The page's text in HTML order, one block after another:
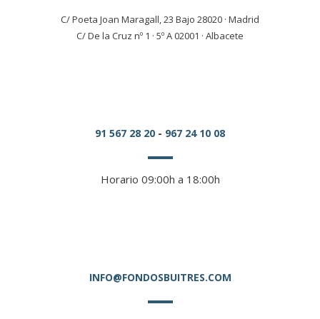
C/ Poeta Joan Maragall, 23 Bajo 28020 · Madrid
C/ De la Cruz nº 1 · 5º A 02001 · Albacete
91 567 28 20 - 967 24 10 08
Horario 09:00h a 18:00h
INFO@FONDOSBUITRES.COM